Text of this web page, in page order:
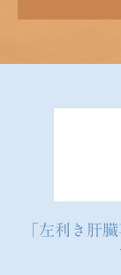
「左利き肝